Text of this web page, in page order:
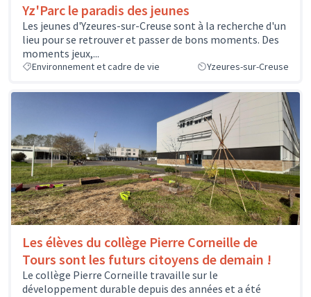
Yz'Parc le paradis des jeunes
Les jeunes d'Yzeures-sur-Creuse sont à la recherche d'un
lieu pour se retrouver et passer de bons moments. Des
moments jeux,...
Environnement et cadre de vie Yzeures-sur-Creuse
Les élèves du collège Pierre Corneille de
Tours sont les futurs citoyens de demain !
Le collège Pierre Corneille travaille sur le
développement durable depuis des années et a été